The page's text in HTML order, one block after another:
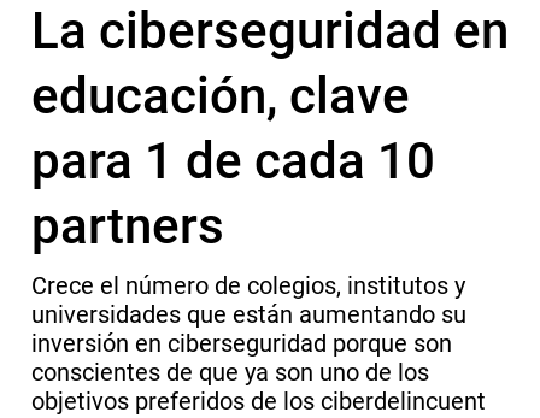
La ciberseguridad en
educación, clave
para 1 de cada 10
partners
Crece el número de colegios, institutos y
universidades que están aumentando su
inversión en ciberseguridad porque son
conscientes de que ya son uno de los
objetivos preferidos de los ciberdelincuent